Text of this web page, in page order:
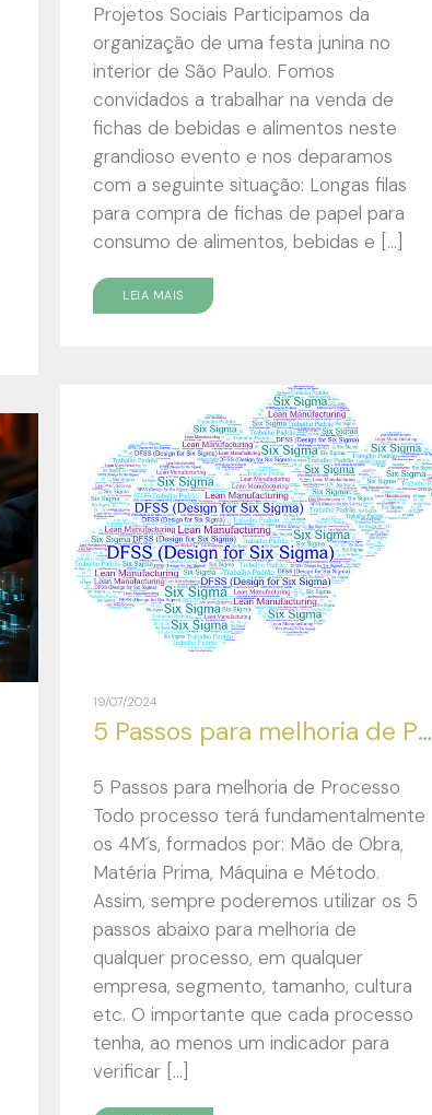
Projetos Sociais Participamos da
organização de uma festa junina no
interior de São Paulo. Fomos
convidados a trabalhar na venda de
fichas de bebidas e alimentos neste
grandioso evento e nos deparamos
com a seguinte situação: Longas filas
para compra de fichas de papel para
consumo de alimentos, bebidas e […]
LEIA MAIS
19/07/2024
5 Passos para melhoria de Processo
5 Passos para melhoria de Processo
Todo processo terá fundamentalmente
os 4M´s, formados por: Mão de Obra,
Matéria Prima, Máquina e Método.
Assim, sempre poderemos utilizar os 5
passos abaixo para melhoria de
qualquer processo, em qualquer
empresa, segmento, tamanho, cultura
etc. O importante que cada processo
tenha, ao menos um indicador para
verificar […]